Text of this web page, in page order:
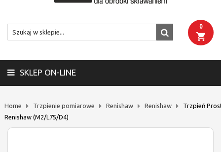
0
SKLEP ON-LINE
Home Trzpienie pomiarowe Renishaw Renishaw
Trzpień
Renishaw (M2/L75/D4)